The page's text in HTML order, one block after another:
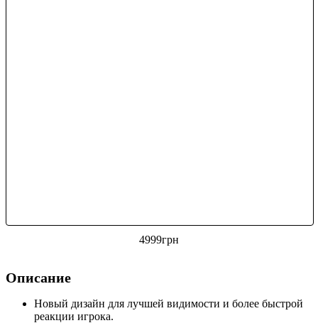
4999грн
Описание
Новый дизайн для лучшей видимости и более быстрой
реакции игрока.